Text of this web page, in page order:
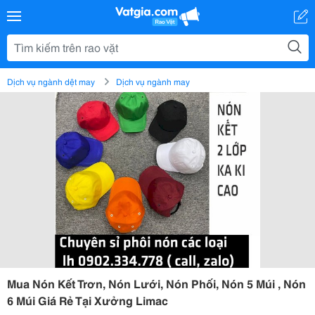
Dịch vụ ngành dệt may Dịch vụ ngành may
Mua Nón Kết Trơn, Nón Lưới, Nón Phối, Nón 5 Múi , Nón
6 Múi Giá Rẻ Tại Xưởng Limac